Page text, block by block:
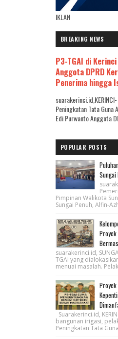
IKLAN
BREAKING NEWS
P3-TGAI di
Anggota DPRD
Penerima hingga
Peningkatan Tata
Edi Purwanto Anggota
POPULAR POSTS
Sungai
Pimpinan Walikota
Sungai Penuh, Alfin-
Proyek
suarakerinci.id,
TGAI yang
menuai masalah.
Suarakerinci.id,
bangunan irigasi,
Peningkatan Tata